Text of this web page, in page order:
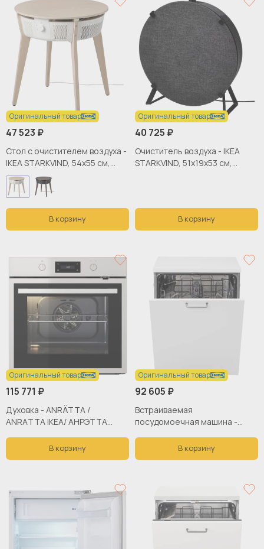
Оригинальный товар
47 523 ₽
Стол с очистителем воздуха -
IKEA STARKVIND, 54х55 см,
белый, СТАРКВИНД ИКЕА
В корзину
Оригинальный товар
40 725 ₽
Очиститель воздуха - IKEA
STARKVIND, 51х19х53 см,
В корзину
Оригинальный товар
115 771 ₽
Духовка - ANRÄTTA /
ANRАTTA IKEA/ АНРЭТТА
серебристыйВ корзину
Оригинальный товар
92 605 ₽
Встраиваемая
посудомоечная машина -
РОГЛАНДА ИКЕА, 82х60 см,
белый
В корзину